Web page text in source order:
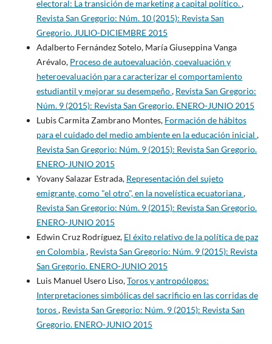
electoral: La transición de marketing a capital político.,
Revista San Gregorio: Núm. 10 (2015): Revista San
Gregorio. JULIO-DICIEMBRE 2015
Adalberto Fernández Sotelo, María Giuseppina Vanga
Arévalo, Proceso de autoevaluación, coevaluación y
heteroevaluación para caracterizar el comportamiento
estudiantil y mejorar su desempeño, Revista San Gregorio:
Núm. 9 (2015): Revista San Gregorio. ENERO-JUNIO 2015
Lubis Carmita Zambrano Montes, Formación de hábitos
para el cuidado del medio ambiente en la educación inicial ,
Revista San Gregorio: Núm. 9 (2015): Revista San Gregorio.
ENERO-JUNIO 2015
Yovany Salazar Estrada, Representación del sujeto
emigrante, como "el otro", en la novelística ecuatoriana,
Revista San Gregorio: Núm. 9 (2015): Revista San Gregorio.
ENERO-JUNIO 2015
Edwin Cruz Rodríguez, El éxito relativo de la política de paz
en Colombia, Revista San Gregorio: Núm. 9 (2015): Revista
San Gregorio. ENERO-JUNIO 2015
Luis Manuel Usero Liso,Toros y antropólogos:
Interpretaciones simbólicas del sacrificio en las corridas de
toros, Revista San Gregorio: Núm. 9 (2015): Revista San
Gregorio. ENERO-JUNIO 2015